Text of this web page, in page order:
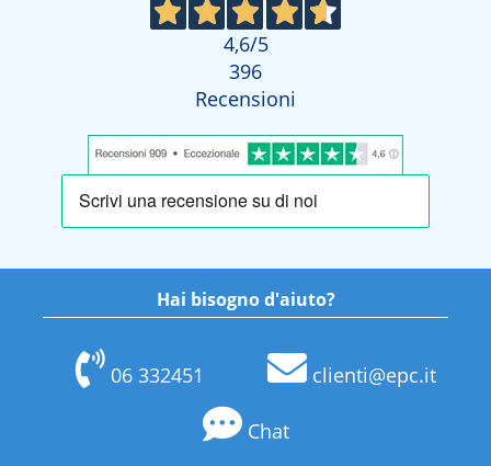
4,6/5
396
Recensioni
Hai bisogno d'aiuto?
06 332451 clienti@epc.it
Chat